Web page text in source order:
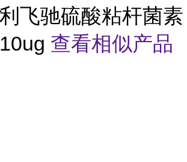
利飞驰硫酸粘杆菌素
查看相似产品